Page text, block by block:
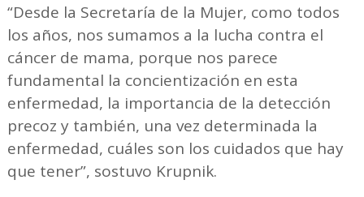
“Desde la Secretaría de la Mujer, como todos
los años, nos sumamos a la lucha contra el
cáncer de mama, porque nos parece
fundamental la concientización en esta
enfermedad, la importancia de la detección
precoz y también, una vez determinada la
enfermedad, cuáles son los cuidados que hay
que tener”, sostuvo Krupnik.